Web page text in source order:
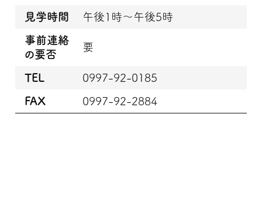
見学時間 午後1時～午後5時
事前連絡
の要否
要
TEL 0997-92-0185
FAX 0997-92-2884